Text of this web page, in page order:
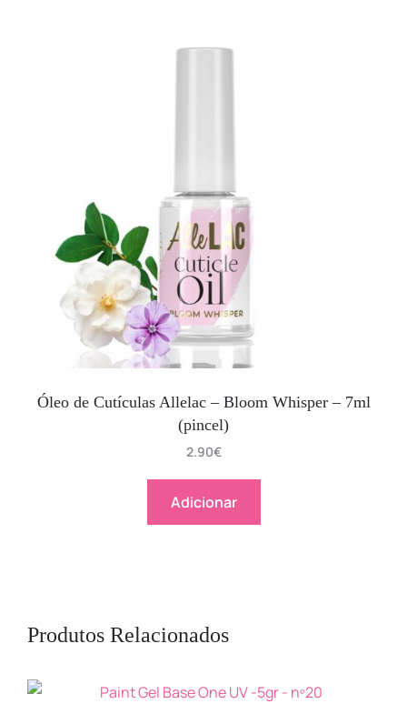
Óleo de Cutículas Allelac – Bloom Whisper – 7ml
(pincel)
2.90€
Adicionar
Produtos Relacionados